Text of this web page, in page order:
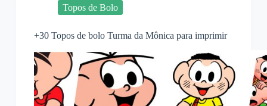
Topos de Bolo
+30 Topos de bolo Turma da Mônica para imprimir